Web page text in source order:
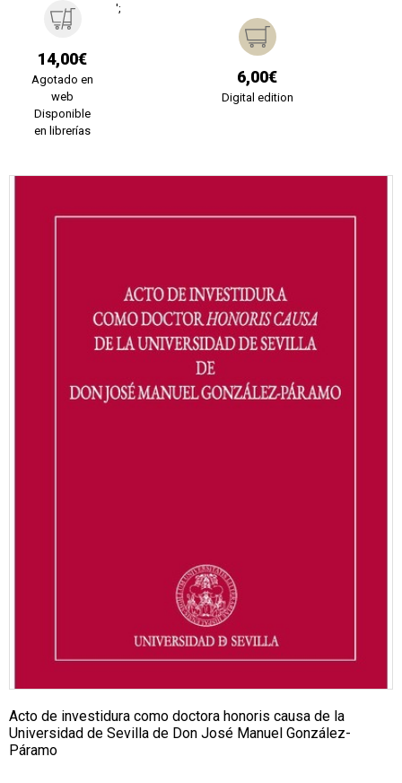
14,00€
Agotado en
web
Disponible
en librerías
';
6,00€
Digital edition
Acto de investidura como doctora honoris causa de la
Universidad de Sevilla de Don José Manuel González-
Páramo